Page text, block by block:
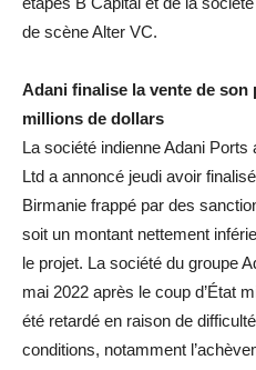
de scène Alter VC.
Adani finalise la vente de
millions de dollars
La société indienne Adani
Ltd a annoncé jeudi avoir
Birmanie frappé par des
soit un montant nettement
le projet. La société du groupe
mai 2022 après le coup d’État
été retardé en raison de
conditions, notamment